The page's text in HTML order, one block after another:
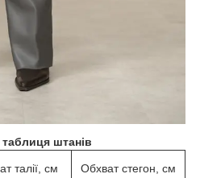
таблиця штанів
талії, см Обхват стегон, см